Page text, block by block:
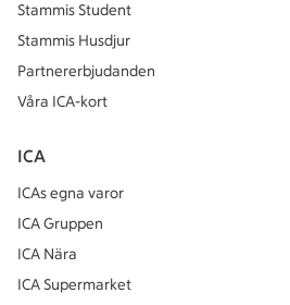
Stammis Student
Stammis Husdjur
Partnererbjudanden
Våra ICA-kort
ICA
ICAs egna varor
ICA Gruppen
ICA Nära
ICA Supermarket